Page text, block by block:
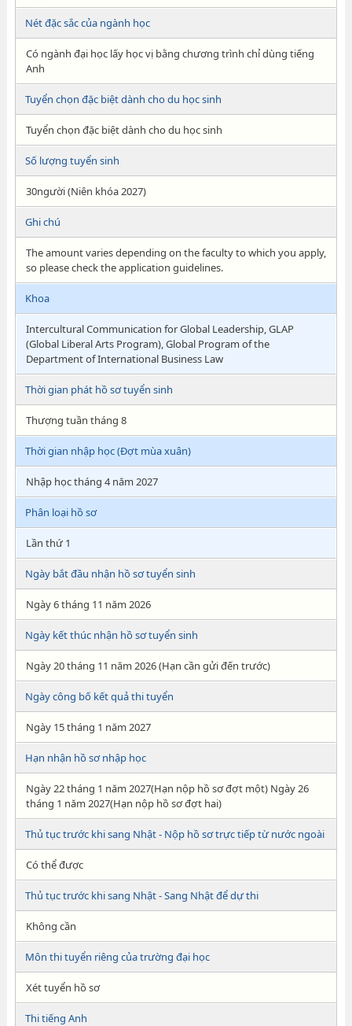
Nét đặc sắc của ngành học
Có ngành đại học lấy học vị bằng chương trình chỉ dùng tiếng
Anh
Tuyển chọn đặc biệt dành cho du học sinh
Tuyển chọn đặc biệt dành cho du học sinh
Số lượng tuyển sinh
30người (Niên khóa 2027)
Ghi chú
The amount varies depending on the faculty to which you apply,
so please check the application guidelines.
Khoa
Intercultural Communication for Global Leadership, GLAP
(Global Liberal Arts Program), Global Program of the
Department of International Business Law
Thời gian phát hồ sơ tuyển sinh
Thượng tuần tháng 8
Thời gian nhập học (Đợt mùa xuân)
Nhập học tháng 4 năm 2027
Phân loại hồ sơ
Lần thứ 1
Ngày bắt đầu nhận hồ sơ tuyển sinh
Ngày 6 tháng 11 năm 2026
Ngày kết thúc nhận hồ sơ tuyển sinh
Ngày 20 tháng 11 năm 2026 (Hạn cần gửi đến trước)
Ngày công bố kết quả thi tuyển
Ngày 15 tháng 1 năm 2027
Hạn nhận hồ sơ nhập học
Ngày 22 tháng 1 năm 2027(Hạn nộp hồ sơ đợt một) Ngày 26
tháng 1 năm 2027(Hạn nộp hồ sơ đợt hai)
Thủ tục trước khi sang Nhật - Nộp hồ sơ trực tiếp từ nước ngoài
Có thể được
Thủ tục trước khi sang Nhật - Sang Nhật để dự thi
Không cần
Môn thi tuyển riêng của trường đại học
Xét tuyển hồ sơ
Thi tiếng Anh